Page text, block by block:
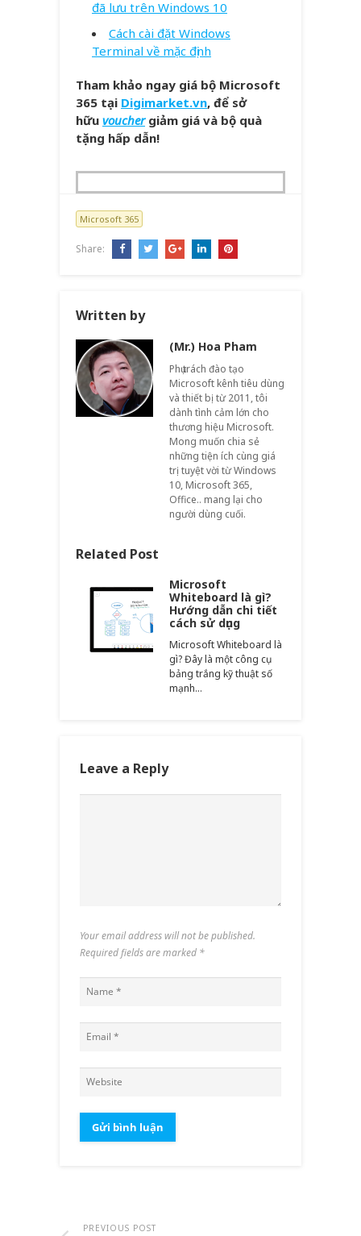
đã lưu trên Windows 10
Cách cài đặt Windows
Terminal về mặc định
Tham khảo ngay giá bộ Microsoft
365 tại Digimarket.vn, để sở
hữu vouchergiảm giá và bộ quà
tặng hấp dẫn!
Microsoft 365
Share:
Written by
(Mr.) Hoa Pham
Phụ trách đào tạo
Microsoft kênh tiêu dùng
và thiết bị từ 2011, tôi
dành tình cảm lớn cho
thương hiệu Microsoft.
Mong muốn chia sẻ
những tiện ích cùng giá
trị tuyệt vời từ Windows
10, Microsoft 365,
Office.. mang lại cho
người dùng cuối.
Related Post
Microsoft
Whiteboard là gì?
Hướng dẫn chi tiết
cách sử dụng
Microsoft Whiteboard là
gì? Đây là một công cụ
bảng trắng kỹ thuật số
mạnh…
Leave a Reply
Your email address will not be published.
Required fields are marked *
PREVIOUS POST